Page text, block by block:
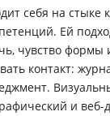
себя на стыке
Ей
чувство формы
контакт:
и веб-